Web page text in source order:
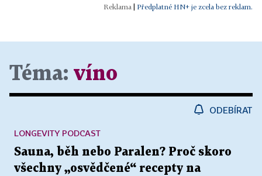
Předplatné HN+ je zcela bez reklam.
Téma: víno
ODEBÍRAT
Sauna, běh nebo Paralen? Proč skoro
všechny „osvědčené“ recepty na
LONGEVITY PODCAST